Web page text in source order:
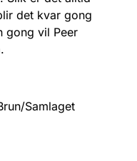
det kvar gong
gong vil Peer
Samlaget